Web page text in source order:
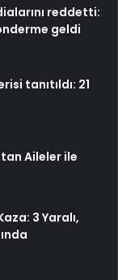
reddetti:
geldi
tanıtıldı: 21
Aileler ile
3 Yaralı,